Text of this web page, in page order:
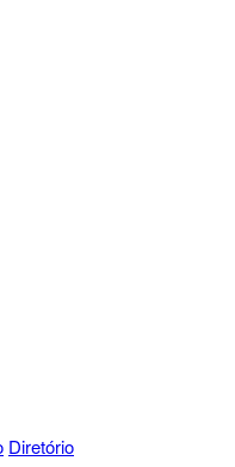
Diretório